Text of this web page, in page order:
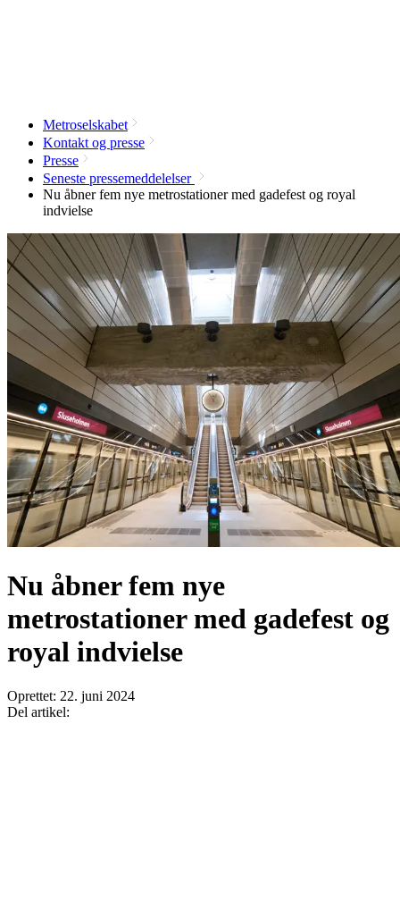
Metroselskabet
Kontakt og presse
Presse
Seneste pressemeddelelser
Nu åbner fem nye metrostationer med gadefest og royal
indvielse
Nu åbner fem nye
metrostationer med gadefest og
royal indvielse
Oprettet: 22. juni 2024
Del artikel: